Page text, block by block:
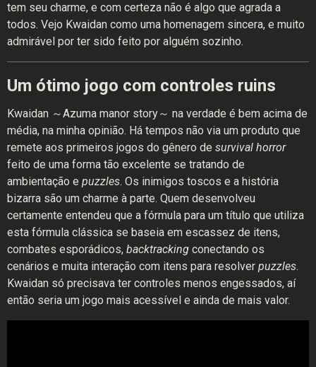
tem seu charme, e com certeza não é algo que agrada a
todos. Vejo Kwaidan como uma homenagem sincera, e muito
admirável por ter sido feito por alguém sozinho.
Um ótimo jogo com controles ruins
Kwaidan ～Azuma manor story～ na verdade é bem acima de
média, na minha opinião. Há tempos não via um produto que
remete aos primeiros jogos do gênero de survival horror
feito de uma forma tão excelente se tratando de
ambientação e puzzles. Os inimigos toscos e a história
bizarra são um charme à parte. Quem desenvolveu
certamente entendeu que a fórmula para um título que utiliza
esta fórmula clássica se baseia em escassez de itens,
combates esporádicos, backtracking conectando os
cenários e muita interação com itens para resolver puzzles.
Kwaidan só precisava ter controles menos engessados, aí
então seria um jogo mais acessível e ainda de mais valor.